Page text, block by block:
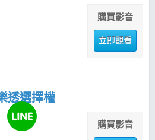
購買影音
立即觀看
透選擇權
購買影音